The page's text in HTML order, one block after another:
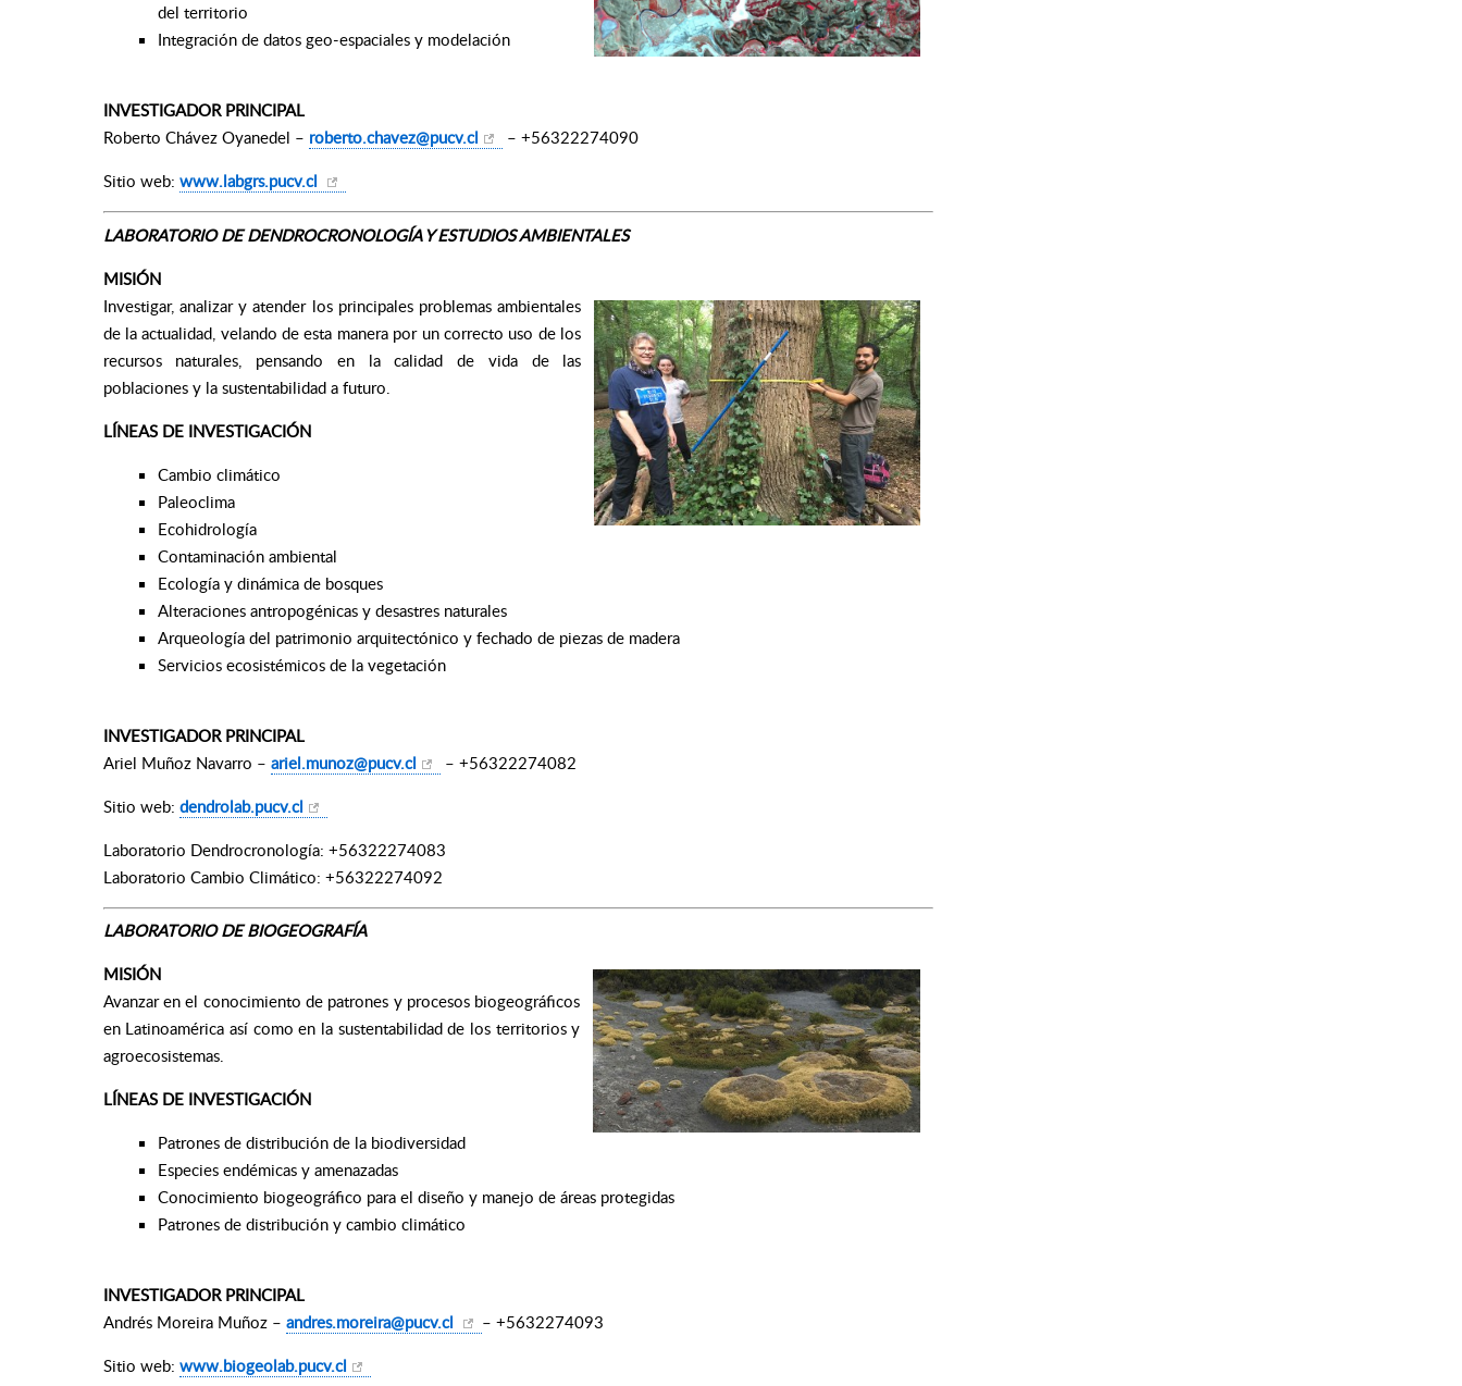
del territorio
Integración de datos geo-espaciales y modelación
INVESTIGADOR PRINCIPAL
Roberto Chávez Oyanedel – roberto.chavez@pucv.cl
– +56322274090
Sitio web: www.labgrs.pucv.cl
LABORATORIO DE DENDROCRONOLOGÍA Y ESTUDIOS AMBIENTALES
MISIÓN
Investigar, analizar y atender los principales problemas ambientales
de la actualidad, velando de esta manera por un correcto uso de los
recursos naturales, pensando en la calidad de vida de las
poblaciones y la sustentabilidad a futuro.
LÍNEAS DE INVESTIGACIÓN
Cambio climático
Paleoclima
Ecohidrología
Contaminación ambiental
Ecología y dinámica de bosques
Alteraciones antropogénicas y desastres naturales
Arqueología del patrimonio arquitectónico y fechado de piezas de madera
Servicios ecosistémicos de la vegetación
INVESTIGADOR PRINCIPAL
Ariel Muñoz Navarro – ariel.munoz@pucv.cl
– +56322274082
Sitio web: dendrolab.pucv.cl
Laboratorio Dendrocronología: +56322274083
Laboratorio Cambio Climático: +56322274092
LABORATORIO DE BIOGEOGRAFÍA
MISIÓN
Avanzar en el conocimiento de patrones y procesos biogeográficos
en Latinoamérica así como en la sustentabilidad de los territorios y
agroecosistemas.
LÍNEAS DE INVESTIGACIÓN
Patrones de distribución de la biodiversidad
Especies endémicas y amenazadas
Conocimiento biogeográfico para el diseño y manejo de áreas protegidas
Patrones de distribución y cambio climático
INVESTIGADOR PRINCIPAL
Andrés Moreira Muñoz – andres.moreira@pucv.cl
– +5632274093
Sitio web: www.biogeolab.pucv.cl